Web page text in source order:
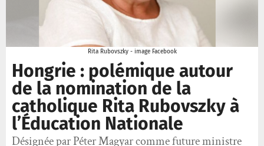
Rita Rubovszky - image Facebook
Hongrie : polémique autour
de la nomination de la
catholique Rita Rubovszky à
l’Éducation Nationale
Désignée par Péter Magyar comme future ministre